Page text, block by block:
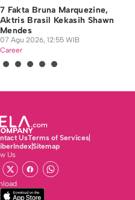
7 Fakta Bruna Marquezine,
Aktris Brasil Kekasih Shawn
Mendes
07 Agu 2026, 12:55 WIB
Career
UsTerms of Services
IndexSitemap
Us